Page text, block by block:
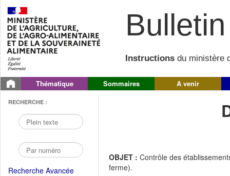
Instructions du ministère
Thématique Sommaires A venir
RECHERCHE :
Recherche Avancée
OBJET : Contrôle des
ferme).